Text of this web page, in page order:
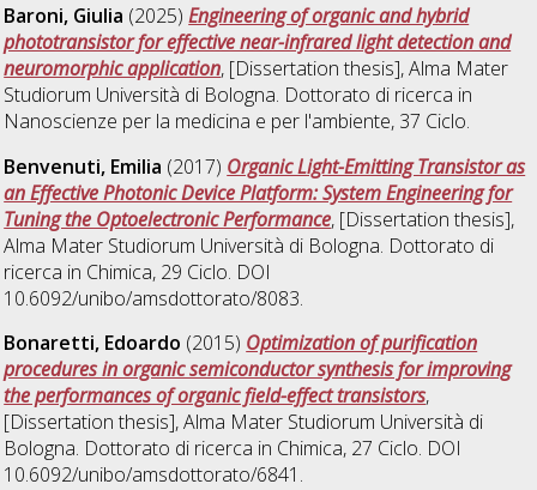
Baroni, Giulia (2025)Engineering of organic and hybrid
phototransistor for effective near-infrared light detection and
neuromorphic application, [Dissertation thesis], Alma Mater
Studiorum Università di Bologna. Dottorato di ricerca in
Nanoscienze per la medicina e per l'ambiente, 37 Ciclo.
Benvenuti, Emilia (2017) Organic Light-Emitting Transistor as
an Effective Photonic Device Platform: System Engineering for
Tuning the Optoelectronic Performance, [Dissertation thesis],
Alma Mater Studiorum Università di Bologna. Dottorato di
ricerca in Chimica, 29 Ciclo. DOI
10.6092/unibo/amsdottorato/8083.
Bonaretti, Edoardo (2015) Optimization of purification
procedures in organic semiconductor synthesis for improving
the performances of organic field-effect transistors,
[Dissertation thesis], Alma Mater Studiorum Università di
Bologna. Dottorato di ricerca in Chimica, 27 Ciclo. DOI
10.6092/unibo/amsdottorato/6841.